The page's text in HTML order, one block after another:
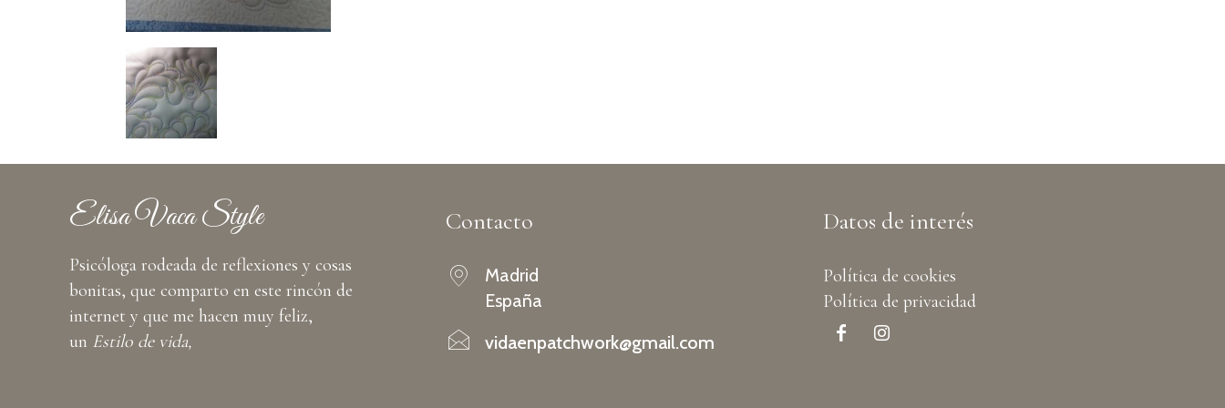
Elisa Vaca Style
Psicóloga rodeada de reflexiones y cosas
bonitas, que comparto en este rincón de
internet y que me hacen muy feliz,
un Estilo de vida,
Contacto
Madrid
España
vidaenpatchwork@gmail.com
Datos de interés
Política de cookies
Política de privacidad